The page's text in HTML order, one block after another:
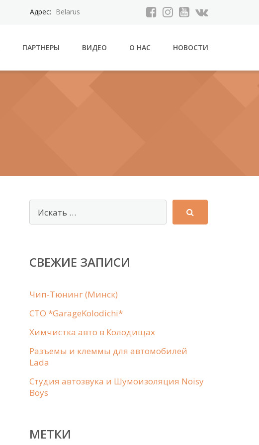
Адрес: Belarus
ПАРТНЕРЫ ВИДЕО О НАС НОВОСТИ
СВЕЖИЕ ЗАПИСИ
Чип-Тюнинг (Минск)
СТО *GarageKolodichi*
Химчистка авто в Колодищах
Рaзъемы и клеммы для автомобилей
Lada
Студия автозвука и Шумоизоляция Noisy
Boys
МЕТКИ